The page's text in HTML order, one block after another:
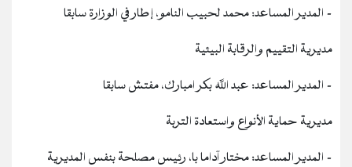
- المدير المساعد: محمد لحبيب النامو، إطار في الوزارة سابقا
مديرية التقييم والرقابة البيئية
- المدير المساعد: عبد الله بكر امبارك، مفتش سابقا
مديرية حماية الأنواع واستعادة التربة
- المدير المساعد: مختار آداما با، رئيس مصلحة بنفس المديرية